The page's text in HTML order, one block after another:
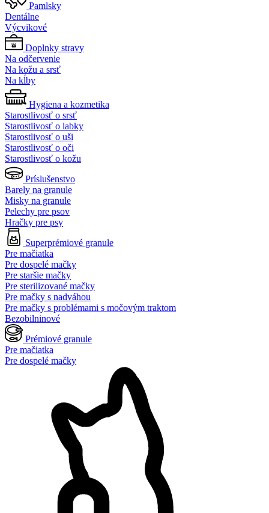
Pamlsky
Dentálne
Výcvikové
Doplnky stravy
Na odčervenie
Na kožu a srsť
Na kĺby
Hygiena a kozmetika
Starostlivosť o srsť
Starostlivosť o labky
Starostlivosť o uši
Starostlivosť o oči
Starostlivosť o kožu
Príslušenstvo
Barely na granule
Misky na granule
Pelechy pre psov
Hračky pre psy
Superprémiové granule
Pre mačiatka
Pre dospelé mačky
Pre staršie mačky
Pre sterilizované mačky
Pre mačky s nadváhou
Pre mačky s problémami s močovým traktom
Bezobilninové
Prémiové granule
Pre mačiatka
Pre dospelé mačky